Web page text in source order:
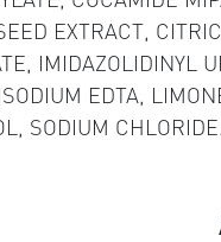
EXTRACT,
IMIDAZOLIDINYL
EDTA,
SODIUM CHLORIDE.